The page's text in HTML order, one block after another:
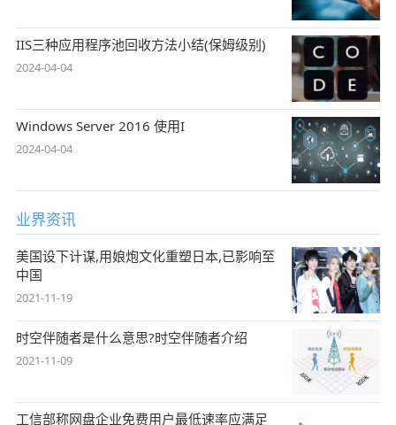
IIS三种应用程序池回收方法小结(保姆级别)
2024-04-04
Windows Server 2016 使用I
2024-04-04
业界资讯
美国设下计谋,用娘炮文化重塑日本,已影响至
中国
2021-11-19
时空伴随者是什么意思?时空伴随者介绍
2021-11-09
工信部称网盘企业免费用户最低速率应满足